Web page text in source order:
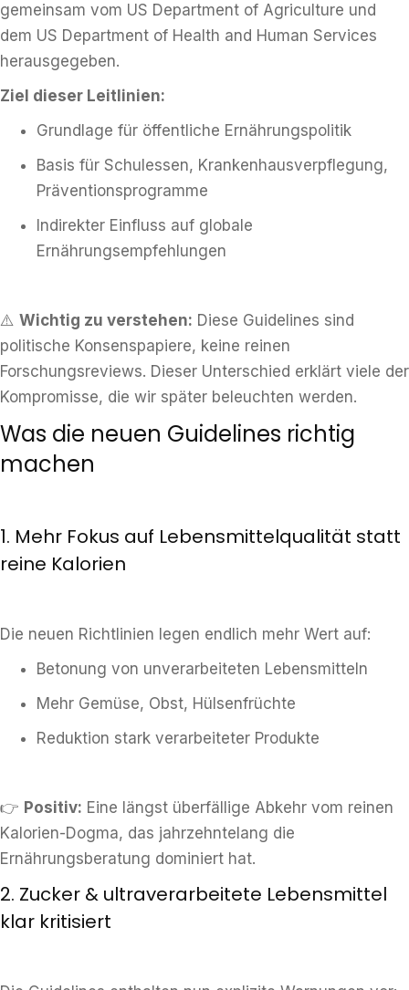
gemeinsam vom US Department of Agriculture und
dem US Department of Health and Human Services
herausgegeben.
Ziel dieser Leitlinien:
Grundlage für öffentliche Ernährungspolitik
Basis für Schulessen, Krankenhausverpflegung,
Präventionsprogramme
Indirekter Einfluss auf globale
Ernährungsempfehlungen
⚠️ Wichtig zu verstehen: Diese Guidelines sind
politische Konsenspapiere, keine reinen
Forschungsreviews. Dieser Unterschied erklärt viele der
Kompromisse, die wir später beleuchten werden.
Was die neuen Guidelines richtig
machen
1. Mehr Fokus auf Lebensmittelqualität statt
reine Kalorien
Die neuen Richtlinien legen endlich mehr Wert auf:
Betonung von unverarbeiteten Lebensmitteln
Mehr Gemüse, Obst, Hülsenfrüchte
Reduktion stark verarbeiteter Produkte
👉 Positiv: Eine längst überfällige Abkehr vom reinen
Kalorien-Dogma, das jahrzehntelang die
Ernährungsberatung dominiert hat.
2. Zucker & ultraverarbeitete Lebensmittel
klar kritisiert